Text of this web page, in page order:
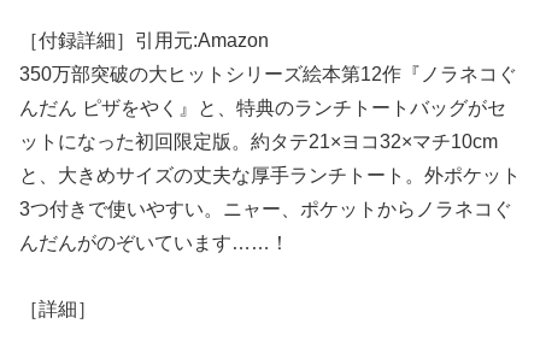
［付録詳細］引用元:Amazon
350万部突破の大ヒットシリーズ絵本第12作『ノラネコぐ
んだん ピザをやく』と、特典のランチトートバッグがセ
ットになった初回限定版。約タテ21×ヨコ32×マチ10cm
と、大きめサイズの丈夫な厚手ランチトート。外ポケット
3つ付きで使いやすい。ニャー、ポケットからノラネコぐ
んだんがのぞいています……！
［詳細］